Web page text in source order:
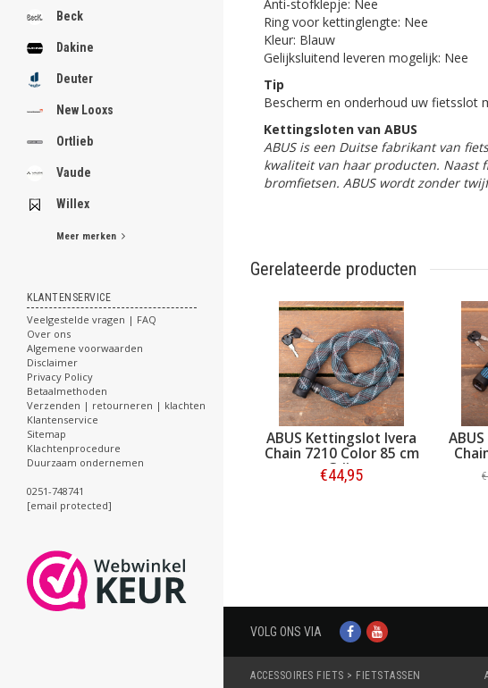
Beck
Dakine
Deuter
New Looxs
Ortlieb
Vaude
Willex
Meer merken
KLANTENSERVICE
Veelgestelde vragen | FAQ
Over ons
Algemene voorwaarden
Disclaimer
Privacy Policy
Betaalmethoden
Verzenden | retourneren | klachten
Klantenservice
Sitemap
Klachtenprocedure
Duurzaam ondernemen
0251-748741
[email protected]
Anti-stofklepje: Nee
Ring voor kettinglengte: Nee
Kleur: Blauw
Gelijksluitend leveren mogelijk: Nee
Tip
Bescherm en onderhoud uw fietsslot
Kettingsloten van ABUS
ABUS is een Duitse fabrikant van
kwaliteit van haar producten. Naast
bromfietsen. ABUS wordt zonder
Gerelateerde producten
ABUS Kettingslot Ivera
Chain 7210 Color 85 cm
Grijs
€44,95
VOLG ONS VIA
ACCESSOIRES FIETS > FIETSTASSEN